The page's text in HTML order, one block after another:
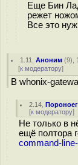
Еще Бин
режет
Все это
1.11 ,Аноним (9),
[к модератору]
В whonix-
2.14 ,Пороноег
[к модератору]
Не только в
ещё полтора
command-